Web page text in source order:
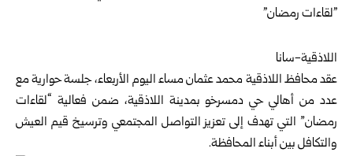
اللاذقية-سانا
عقدمحافظ اللاذقية محمد عثمان مساء اليوم الأربعاء، جلسة حوارية مع
عدد من أهالي حي دمسرخو بمدينة اللاذقية، ضمن فعالية “لقاءات
رمضان” التي تهدف إلى تعزيز التواصل المجتمعي وترسيخ قيم العيش
والتكافل بين أبناء المحافظة.